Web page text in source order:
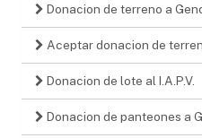
Donacion de terreno a
Aceptar donacion de
Donacion de lote al I.A.P.V.
Donacion de panteones a